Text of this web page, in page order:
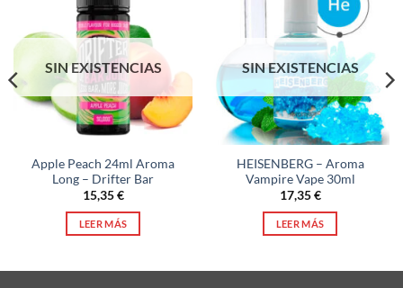
SIN EXISTENCIAS
Apple Peach 24ml Aroma
Long – Drifter Bar
15,35€
LEER MÁS
SIN EXISTENCIAS
HEISENBERG – Aroma
Vampire Vape 30ml
17,35€
LEER MÁS